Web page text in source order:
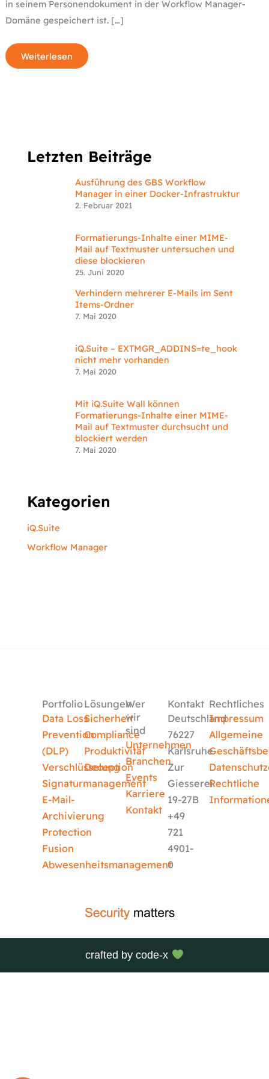
in seinem Personendokument in der Workflow Manager-
Domäne gespeichert ist. […]
Weiterlesen
Letzten Beiträge
Ausführung des GBS Workflow
Manager in einer Docker-Infrastruktur
2. Februar 2021
Formatierungs-Inhalte einer MIME-
Mail auf Textmuster untersuchen und
diese blockieren
25. Juni 2020
Verhindern mehrerer E-Mails im Sent
Items-Ordner
7. Mai 2020
iQ.Suite – EXTMGR_ADDINS=te_hook
nicht mehr vorhanden
7. Mai 2020
Mit iQ.Suite Wall können
Formatierungs-Inhalte einer MIME-
Mail auf Textmuster durchsucht und
blockiert werden
7. Mai 2020
Kategorien
iQ.Suite
Workflow Manager
Portfolio
Data Loss
Prevention
(DLP)
Verschlüsselung
Signaturmanagement
E-Mail-
Archivierung
Protection
Fusion
Abwesenheitsmanagement
Lösungen
Sicherheit
Compliance
Produktivität
Deception
Wer
wir
sind
Unternehmen
Branchen
Events
Karriere
Kontakt
Kontakt
Deutschland
76227
Karlsruhe
Zur
Giesserei
19-27B
+49
721
4901-
0
Rechtliches
Impressum
Allgemeine
Rechtliche
crafted bycode-x